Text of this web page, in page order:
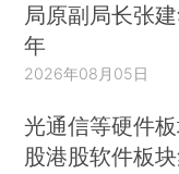
局原副局长张
年
2026年08月05日
光通信等硬件
股港股软件板